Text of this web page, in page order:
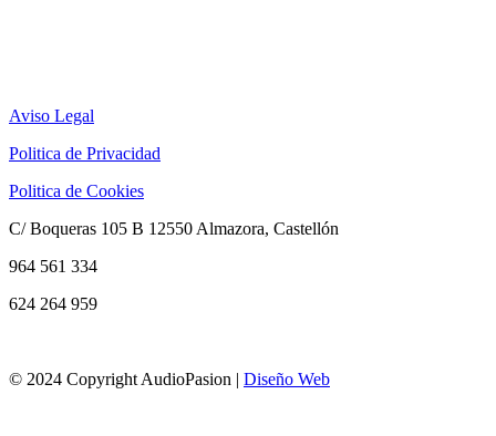
Aviso Legal
Politica de Privacidad
Politica de Cookies
C/ Boqueras 105 B 12550 Almazora, Castellón
964 561 334
624 264 959
© 2024 Copyright AudioPasion | Diseño Web